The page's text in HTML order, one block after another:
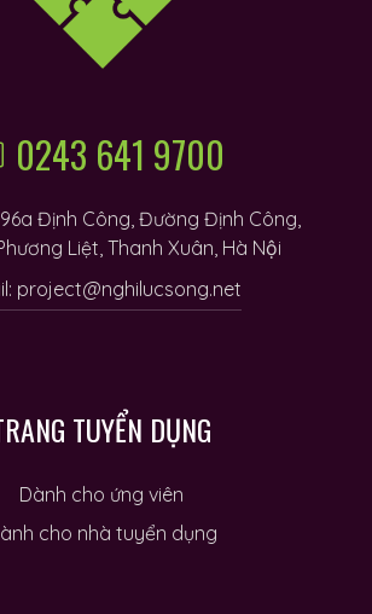
0243 641 9700
Định Công, Đường Định Công,
Liệt, Thanh Xuân, Hà Nội
project@nghilucsong.net
TUYỂN DỤNG
Dành cho ứng viên
cho nhà tuyển dụng